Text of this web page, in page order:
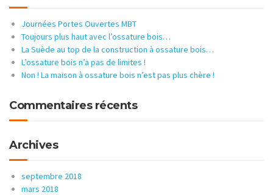
Journées Portes Ouvertes MBT
Toujours plus haut avec l’ossature bois…
La Suède au top de la construction à ossature bois…
L’ossature bois n’a pas de limites !
Non ! La maison à ossature bois n’est pas plus chère !
Commentaires récents
Archives
septembre 2018
mars 2018